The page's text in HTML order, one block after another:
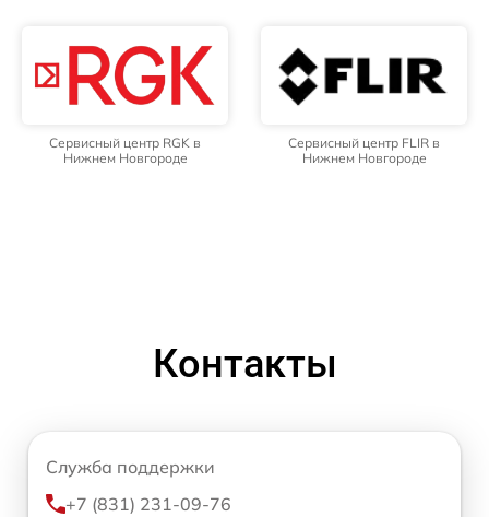
Сервисный центр RGK в
Нижнем Новгороде
Сервисный центр FLIR в
Нижнем Новгороде
Контакты
Служба поддержки
+7 (831) 231-09-76